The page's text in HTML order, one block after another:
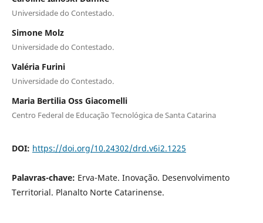
Universidade do Contestado.
Simone Molz
Universidade do Contestado.
Valéria Furini
Universidade do Contestado.
Maria Bertilia Oss Giacomelli
Centro Federal de Educação Tecnológica de Santa Catarina
DOI: https://doi.org/10.24302/drd.v6i2.1225
Palavras-chave: Erva-Mate. Inovação. Desenvolvimento
Territorial. Planalto Norte Catarinense.